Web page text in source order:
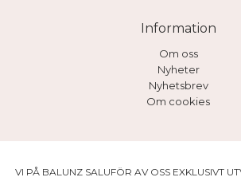
Information
Om oss
Nyheter
Nyhetsbrev
Om cookies
VI PÅ BALUNZ SALUFÖR AV OSS EXKLUSIVT